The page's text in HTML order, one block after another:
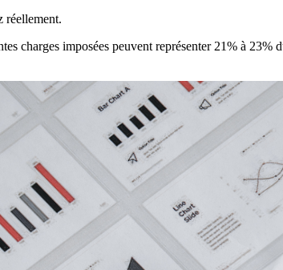
réellement.
charges imposées peuvent représenter 21% à 23%